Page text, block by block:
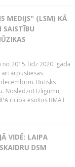
MEDIJS" (LSM) KĀ
SAISTĪBU
2015. līdz 2020. gada
ārpustiesas
Būtisks
Noslēdzot Izlīgumu,
rīcībā esošos BMAT
VIDĒ: LAIPA
DSM